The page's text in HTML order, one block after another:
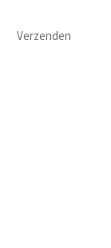
Verzenden